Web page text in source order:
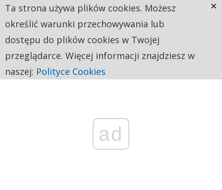
ad
Ta strona używa plików cookies. Możesz
określić warunki przechowywania lub
dostępu do plików cookies w Twojej
przeglądarce. Więcej informacji znajdziesz w
naszej: Polityce Cookies
×